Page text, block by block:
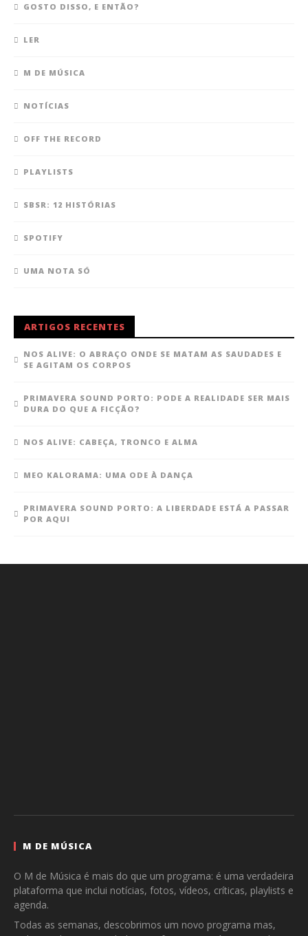
GOSTO DISSO, E ENTÃO?
LER
M DE MÚSICA
NOTÍCIAS
OFF THE RECORD
PLAYLISTS
SBSR: 12 HISTÓRIAS
SPOTIFY
UMA NOTA SÓ
ARTIGOS RECENTES
NOS ALIVE: O ABRAÇO ONDE SE MATAM AS SAUDADES E
SE AGITAM OS CORPOS
PRIMAVERA SOUND PORTO: PODE A REALIDADE SER MAIS
DURA DO QUE A FICÇÃO?
NOS ALIVE: CABEÇA, TRONCO E ALMA
MEO KALORAMA: UMA ODE À DANÇA
PRIMAVERA SOUND PORTO: A LIBERDADE ESTÁ A PASSAR
POR AQUI
M DE MÚSICA
O M de Música é mais do que um programa: é uma verdadeira
plataforma que inclui notícias, fotos, vídeos, críticas, playlists e
agenda.
Todas as semanas, descobrimos um novo programa mas,